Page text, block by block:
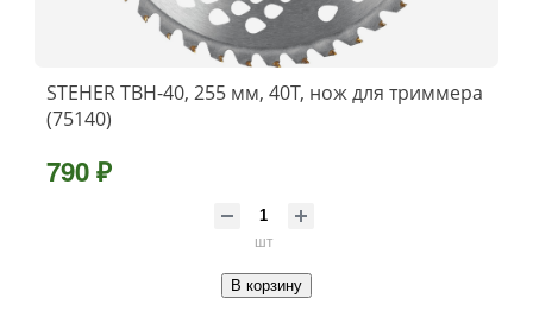
STEHER TBН-40, 255 мм, 40T, нож для триммера
(75140)
790 ₽
шт
В корзину